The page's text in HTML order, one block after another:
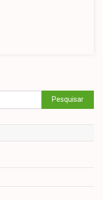
Pesquisar
por: